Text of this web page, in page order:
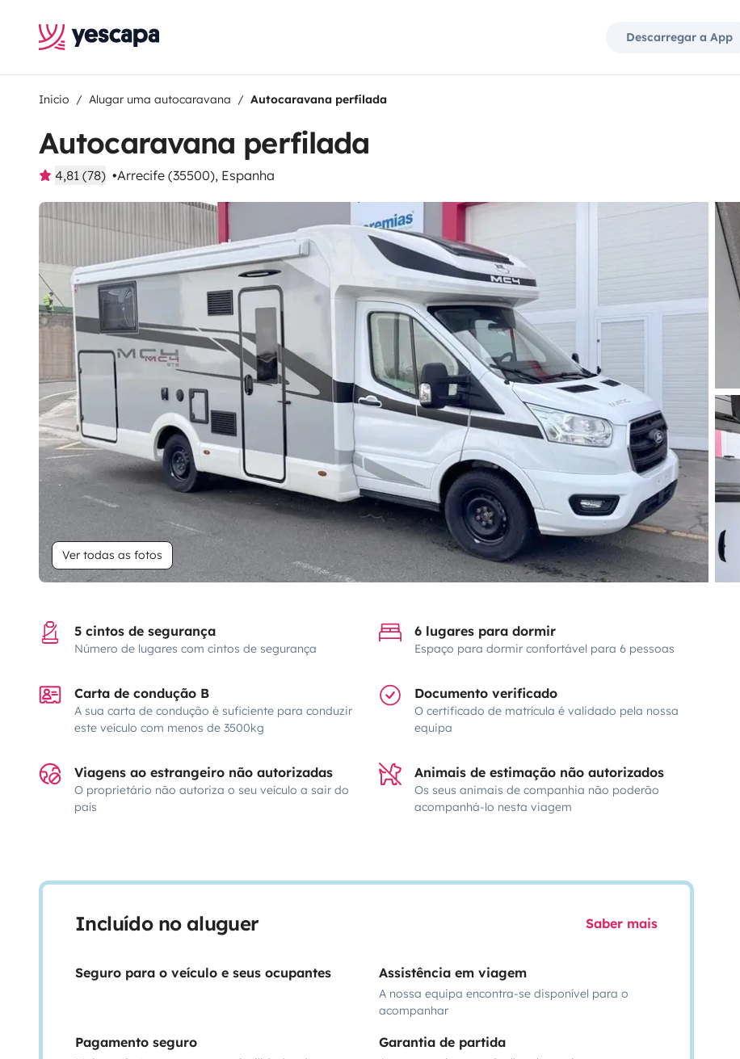
Descarregar a App
Inicio Alugar uma autocaravana Autocaravana perfilada
Autocaravana perfilada
4,81 (78) Arrecife (35500), Espanha
Ver todas as fotos
5 cintos de segurança
Número de lugares com cintos de segurança
6 lugares para dormir
Espaço para dormir confortável para 6 pessoas
Carta de condução B
A sua carta de condução é suficiente para conduzir
este veículo com menos de 3500kg
Documento verificado
O certificado de matrícula é validado pela nossa
equipa
Viagens ao estrangeiro não autorizadas
O proprietário não autoriza o seu veículo a sair do
país
Animais de estimação não autorizados
Os seus animais de companhia não poderão
acompanhá-lo nesta viagem
Incluído no aluguer Saber mais
Seguro para o veículo e seus ocupantes Assistência em viagem
A nossa equipa encontra-se disponível para o
acompanhar
Pagamento seguro Garantia de partida